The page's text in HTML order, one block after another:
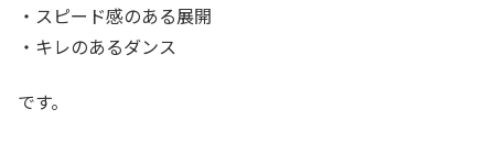
・スピード感のある展開
・キレのあるダンス
です。